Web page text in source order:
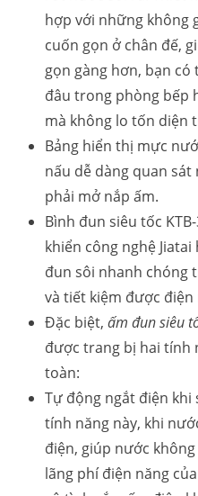
hợp với những không
cuốn gọn ở chân đế,
gọn gàng hơn, bạn
đâu trong phòng bếp
mà không lo tốn diện
Bảng hiển thị mực
nấu dễ dàng quan
phải mở nắp ấm.
Bình đun siêu tốc
khiển công nghệ
đun sôi nhanh chóng
và tiết kiệm được điện
Đặc biệt, ấm đun siêu
được trang bị hai tính
toàn:
Tự động ngắt điện khi
tính năng này, khi
điện, giúp nước
lãng phí điện năng